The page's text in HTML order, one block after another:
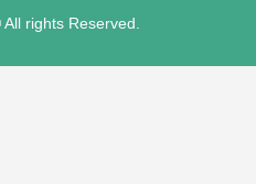
rights Reserved.